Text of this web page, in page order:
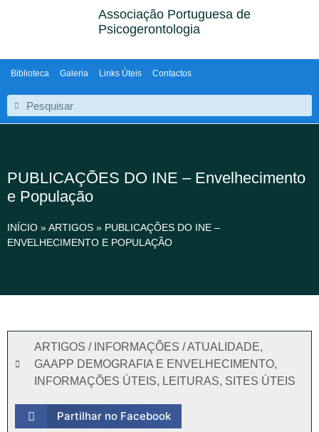
Associação Portuguesa de
Psicogerontologia
Biblioteca Galeria Links Úteis Contactos
PUBLICAÇÕES DO INE – Envelhecimento
e População
INÍCIO »ARTIGOS » PUBLICAÇÕES DO INE –
ENVELHECIMENTO E POPULAÇÃO
ARTIGOS / INFORMAÇÕES / ATUALIDADE,
GAAPP DEMOGRAFIA E ENVELHECIMENTO,
INFORMAÇÕES ÚTEIS, LEITURAS, SITES ÚTEIS
Partilhar no Facebook